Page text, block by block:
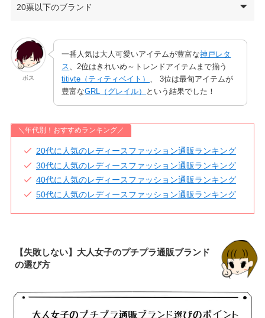
20票以下のブランド
ボス
一番人気は大人可愛いアイテムが豊富な神戸レタ
ス、2位はきれいめ～トレンドアイテムまで揃う
titivte（ティティベイト） 、 3位は最旬アイテムが
豊富なGRL（グレイル） という結果でした！
＼年代別！おすすめランキング／
20代に人気のレディースファッション通販ランキング
30代に人気のレディースファッション通販ランキング
40代に人気のレディースファッション通販ランキング
50代に人気のレディースファッション通販ランキング
【失敗しない】大人女子のプチプラ通販ブランド
の選び方